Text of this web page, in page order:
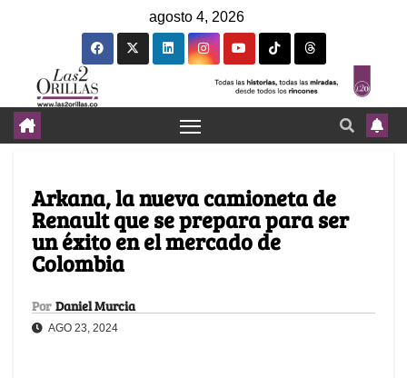
agosto 4, 2026
Arkana, la nueva camioneta de
Renault que se prepara para ser
un éxito en el mercado de
Colombia
Por Daniel Murcia
AGO 23, 2024